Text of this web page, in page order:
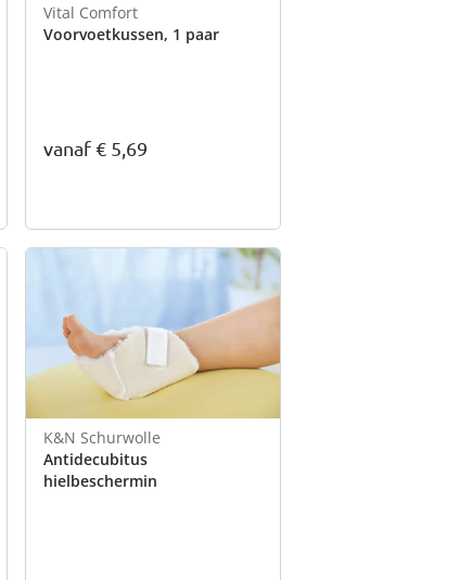
Vital Comfort
Voorvoetkussen, 1 paar
vanaf€ 5,69
K&N Schurwolle
Antidecubitus
hielbeschermin